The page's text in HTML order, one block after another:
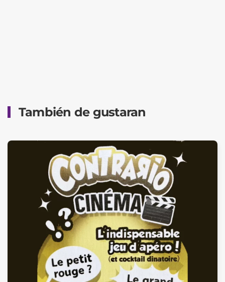
También de gustaran